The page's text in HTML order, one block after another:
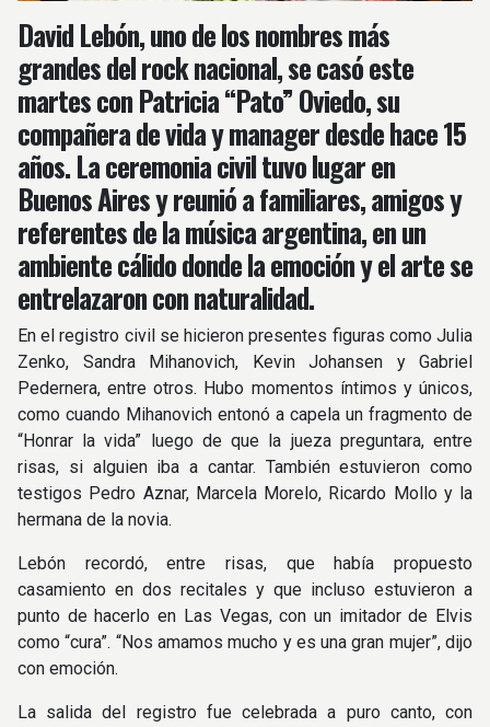
David Lebón, uno de los nombres más
grandes del rock nacional, se casó este
martes con Patricia “Pato” Oviedo, su
compañera de vida y manager desde hace 15
años. La ceremonia civil tuvo lugar en
Buenos Aires y reunió a familiares, amigos y
referentes de la música argentina, en un
ambiente cálido donde la emoción y el arte se
entrelazaron con naturalidad.
En el registro civil se hicieron presentes figuras como Julia
Zenko, Sandra Mihanovich, Kevin Johansen y Gabriel
Pedernera, entre otros. Hubo momentos íntimos y únicos,
como cuando Mihanovich entonó a capela un fragmento de
“Honrar la vida” luego de que la jueza preguntara, entre
risas, si alguien iba a cantar. También estuvieron como
testigos Pedro Aznar, Marcela Morelo, Ricardo Mollo y la
hermana de la novia.
Lebón recordó, entre risas, que había propuesto
casamiento en dos recitales y que incluso estuvieron a
punto de hacerlo en Las Vegas, con un imitador de Elvis
como “cura”. “Nos amamos mucho y es una gran mujer”, dijo
con emoción.
La salida del registro fue celebrada a puro canto, con